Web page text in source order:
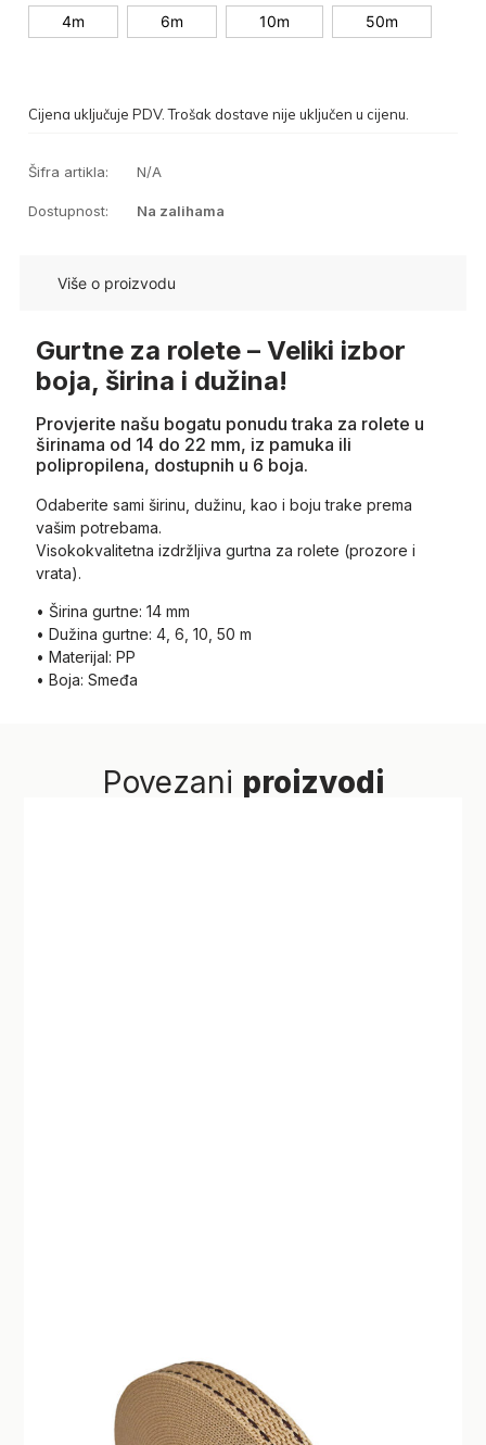
4m 6m 10m 50m
Cijena uključuje PDV. Trošak dostave nije uključen u cijenu.
Šifra artikla: N/A
Dostupnost: Na zalihama
Više o proizvodu
Gurtne za rolete – Veliki izbor
boja, širina i dužina!
Provjerite našu bogatu ponudu traka za rolete u
širinama od 14 do 22 mm, iz pamuka ili
polipropilena, dostupnih u 6 boja.
Odaberite sami širinu, dužinu, kao i boju trake prema
vašim potrebama.
Visokokvalitetna izdržljiva gurtna za rolete (prozore i
vrata).
• Širina gurtne: 14 mm
• Dužina gurtne: 4, 6, 10, 50 m
• Materijal: PP
• Boja: Smeđa
Povezani proizvodi